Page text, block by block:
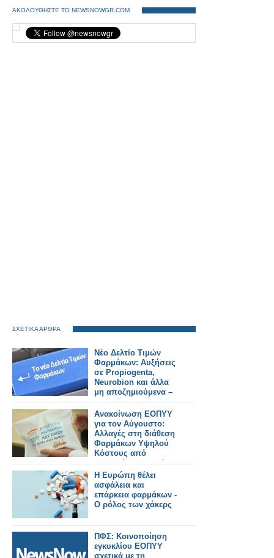
ΑΚΟΛΟΥΘΗΣΤΕ ΤΟ NEWSNOWGR.COM
ΣΧΕΤΙΚΑ ΑΡΘΡΑ
Νέο Δελτίο Τιμών
Φαρμάκων: Αυξήσεις
σε Propiogenta,
Neurobion και άλλα
μη αποζημιούμενα –
Τι αλλάζει από
31/7/2026
Ανακοίνωση ΕΟΠΥΥ
για τον Αύγουστο:
Αλλαγές στη διάθεση
Φαρμάκων Υψηλού
Κόστους από
ιδιωτικά φαρμακεία
Η Ευρώπη θέλει
ασφάλεια και
επάρκεια φαρμάκων -
Ο ρόλος των χάκερς
ΠΦΣ: Κοινοποίηση
εγκυκλίου ΕΟΠΥΥ
σχετικά με τη